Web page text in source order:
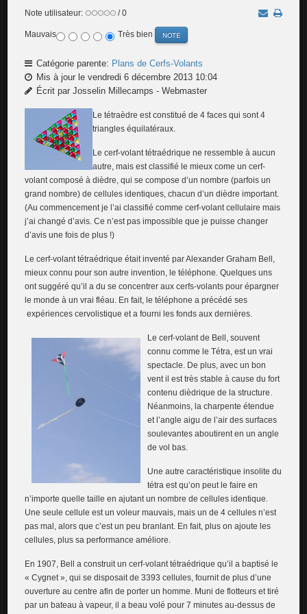
Note utilisateur: / 0
Mauvais Très bien
Catégorie parente: Plans de Cerfs-Volants
Mis à jour le vendredi 6 décembre 2013 10:04
Écrit par Josselin Millecamps - Webmaster
Le tétraèdre est constitué de 4 faces qui sont 4
triangles équilatéraux.
Le cerf-volant tétraédrique ne ressemble à aucun
autre, mais est classifié le mieux come un cerf-
volant composé à dièdre, qui se compose d’un nombre (parfois un
grand nombre) de cellules identiques, chacun d’un dièdre important.
(Au commencement je l’ai classifié comme cerf-volant cellulaire mais
j’ai changé d’avis. Ce n’est pas impossible que je puisse changer
d’avis une fois de plus !)
Le cerf-volant tétraédrique était inventé par Alexander Graham Bell,
mieux connu pour son autre invention, le téléphone. Quelques uns
ont suggéré qu’il a du se concentrer aux cerfs-volants pour épargner
le monde à un vrai fléau. En fait, le téléphone a précédé ses
expériences cervolistique et a fourni les fonds aux dernières.
Le cerf-volant de Bell, souvent
connu comme le Tétra, est un vrai
spectacle. De plus, avec un bon
vent il est très stable à cause du fort
contenu dièdrique de la structure.
Néanmoins, la charpente étendue
et l’angle aigu de l’air des surfaces
soulevantes aboutirent en un angle
de vol bas.
Une autre caractéristique insolite du
tétra est qu’on peut le faire en
n’importe quelle taille en ajutant un nombre de cellules identique.
Une seule cellule est un voleur mauvais, mais un de 4 cellules n’est
pas mal, alors que c’est un peu branlant. En fait, plus on ajoute les
cellules, plus sa performance améliore.
En 1907, Bell a construit un cerf-volant tétraédrique qu’il a baptisé le
« Cygnet », qui se disposait de 3393 cellules, fournit de plus d’une
ouverture au centre afin de porter un homme. Muni de flotteurs et tiré
par un bateau à vapeur, il a beau volé pour 7 minutes au-dessus de